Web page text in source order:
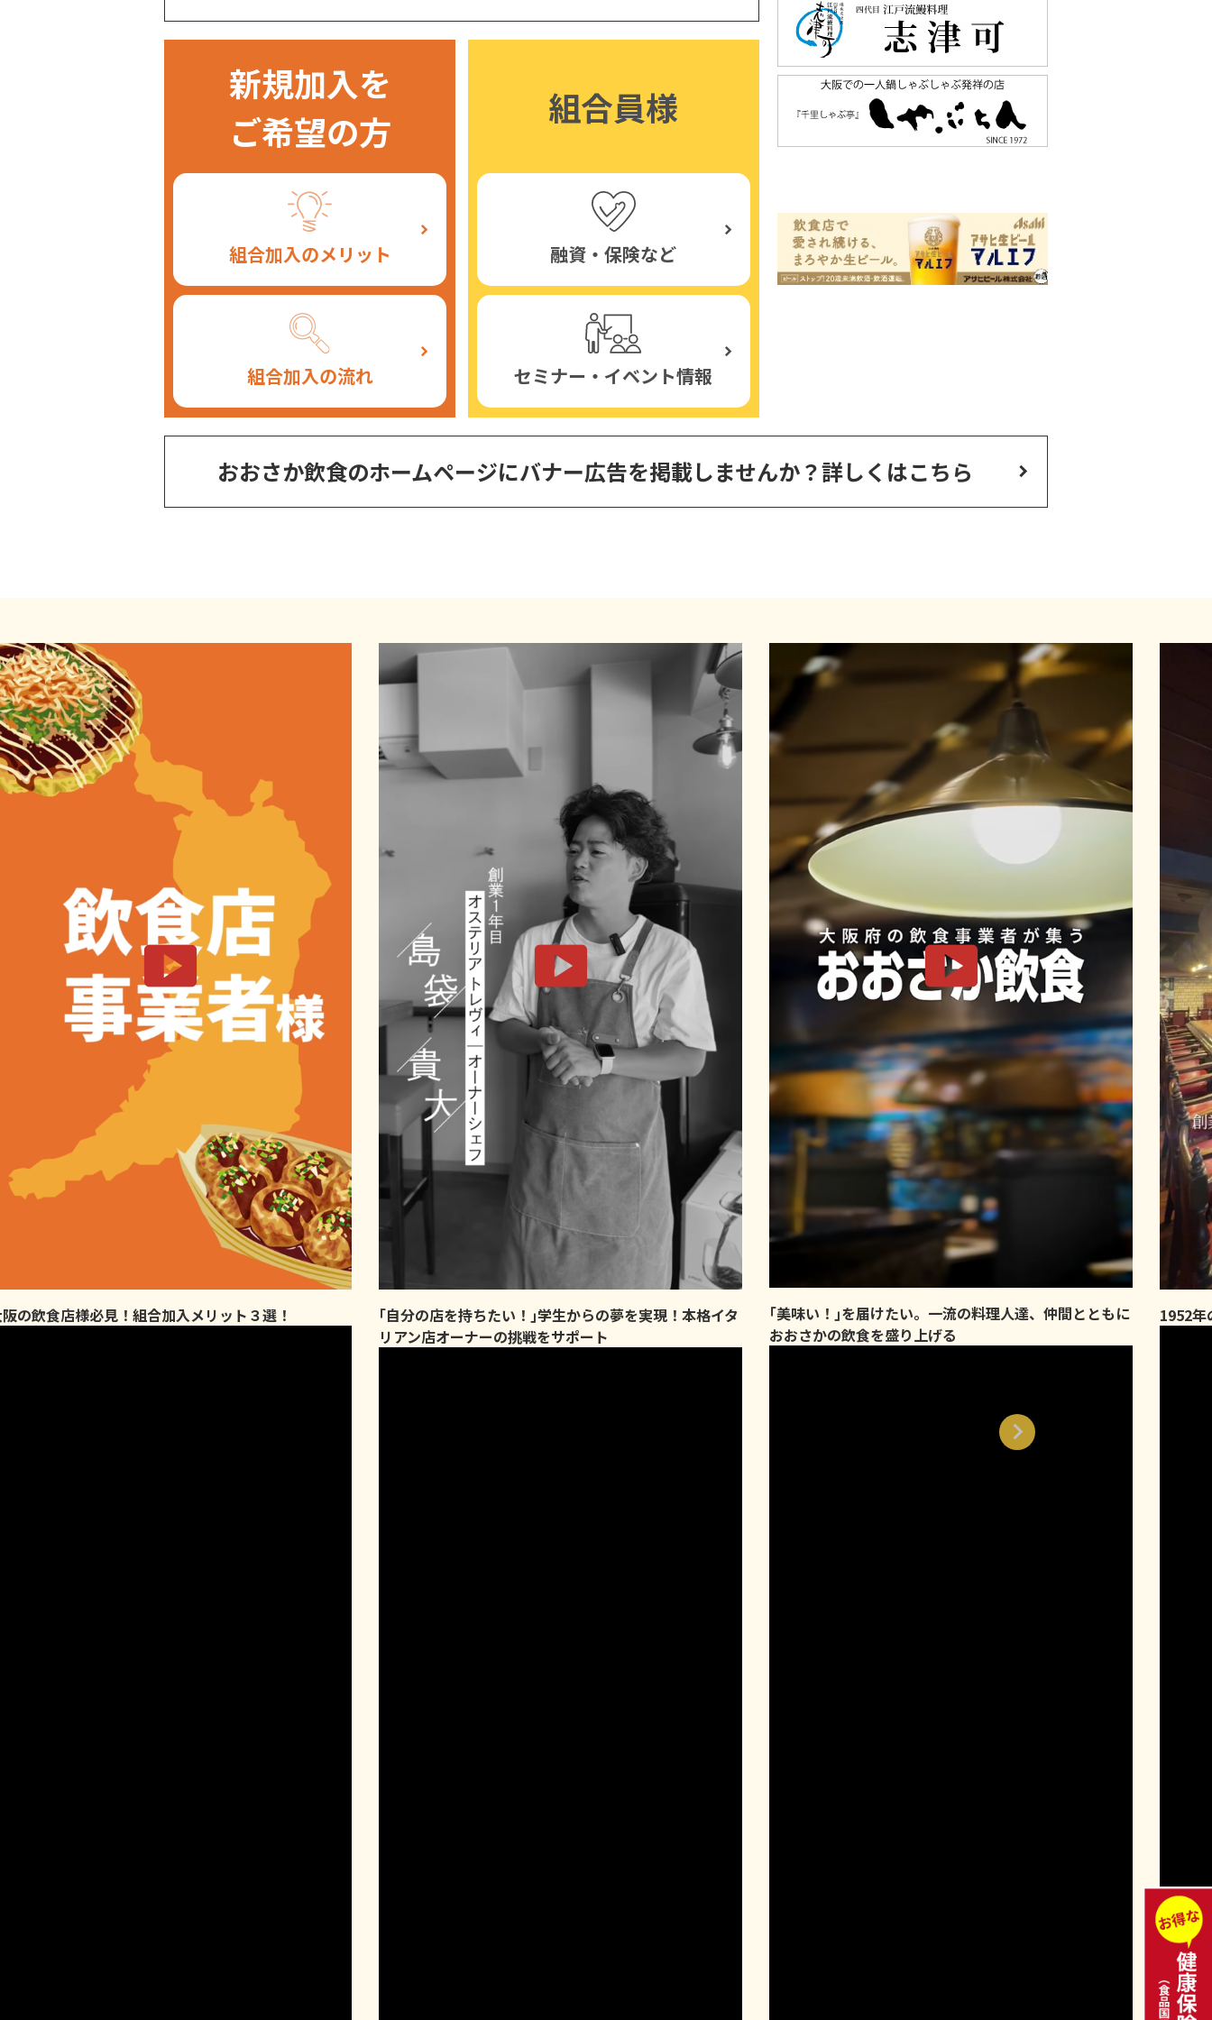
新規加入を
ご希望の方
組合加入のメリット
組合加入の流れ
組合員様
融資・保険など
セミナー・イベント情報
おおさか飲食のホームページにバナー広告を掲載しませんか？詳しくはこちら
の飲食店様必見！組合加入メリット３選！
｢自分の店を持ちたい！｣学生からの夢を実現！本格イタ
リアン店オーナーの挑戦をサポート
｢美味い！｣を届けたい。一流の料理人達、仲間とともに
おおさかの飲食を盛り上げる
1952年